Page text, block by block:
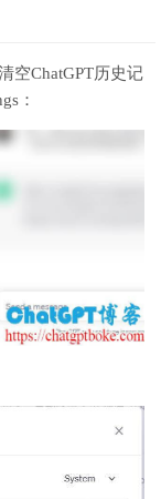
空ChatGPT历史记
：